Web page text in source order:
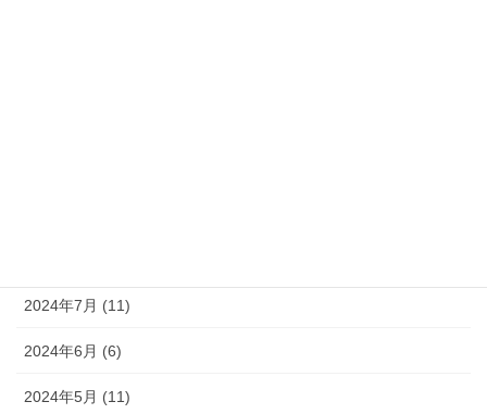
2024年7月 (11)
2024年6月 (6)
2024年5月 (11)